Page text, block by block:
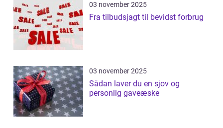
03 november 2025
Fra tilbudsjagt til bevidst forbrug
03 november 2025
Sådan laver du en sjov og
personlig gaveæske